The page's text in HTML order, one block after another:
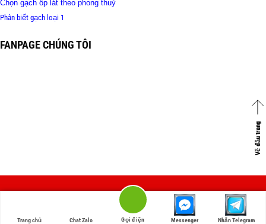
Chọn gạch ốp lát theo phong thuỷ
Phân biết gạch loại 1
FANPAGE CHÚNG TÔI
Về đầu trang
Copyright 2026 ©Vinceramic.com
Trang chủ Chat Zalo Gọi điện Messenger Nhắn Telegram